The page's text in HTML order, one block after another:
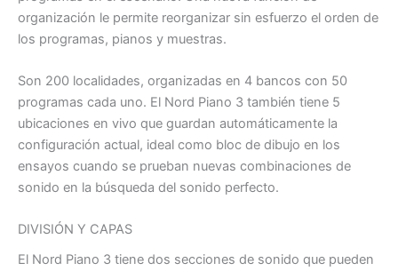
organización le permite reorganizar sin esfuerzo el orden de
los programas, pianos y muestras.
Son 200 localidades, organizadas en 4 bancos con 50
programas cada uno. El Nord Piano 3 también tiene 5
ubicaciones en vivo que guardan automáticamente la
configuración actual, ideal como bloc de dibujo en los
ensayos cuando se prueban nuevas combinaciones de
sonido en la búsqueda del sonido perfecto.
DIVISIÓN Y CAPAS
El Nord Piano 3 tiene dos secciones de sonido que pueden